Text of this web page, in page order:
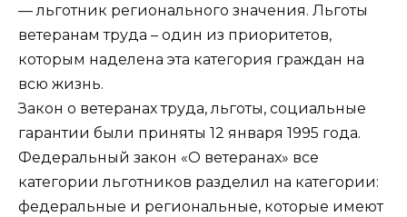
— льготник регионального значения. Льготы
ветеранам труда – один из приоритетов,
которым наделена эта категория граждан на
всю жизнь.
Закон о ветеранах труда, льготы, социальные
гарантии были приняты 12 января 1995 года.
Федеральный закон «О ветеранах» все
категории льготников разделил на категории:
федеральные и региональные, которые имеют